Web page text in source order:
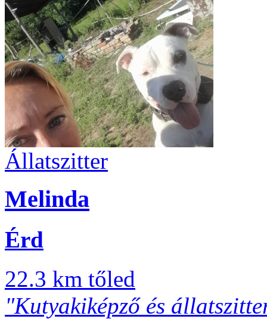
Állatszitter
Melinda
Érd
22.3 km tőled
"Kutyakiképző és